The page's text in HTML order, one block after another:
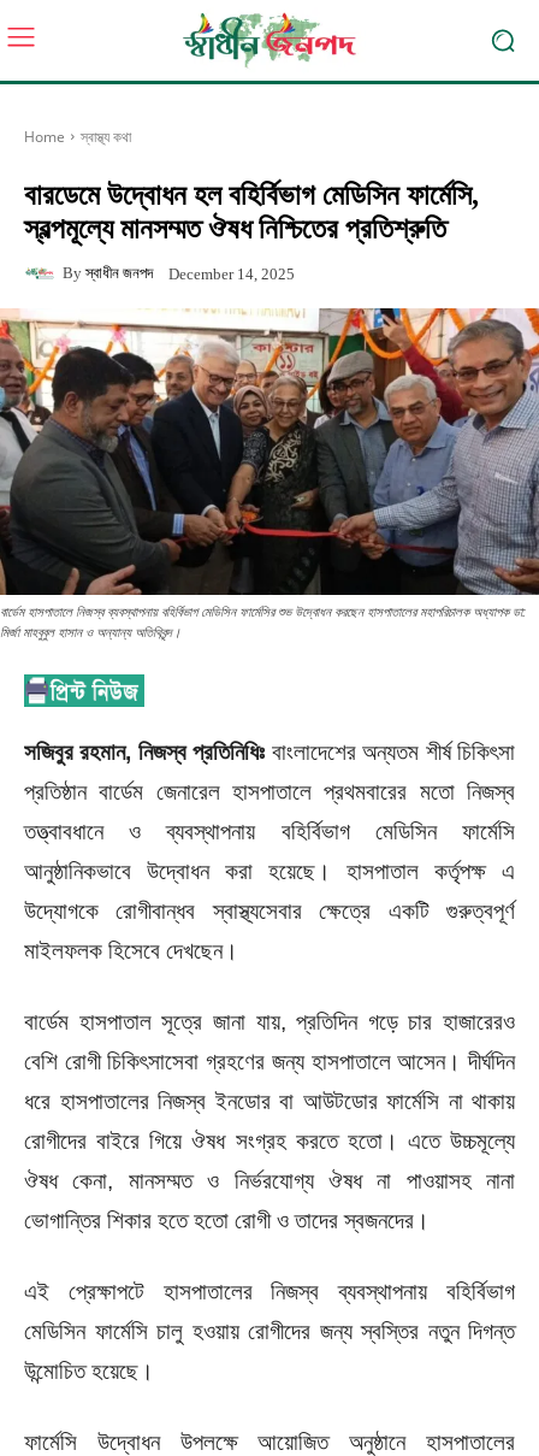
Home স্বাস্থ্য কথা
বারডেমে উদ্বোধন হল বহির্বিভাগ মেডিসিন ফার্মেসি,
স্বল্পমূল্যে মানসম্মত ঔষধ নিশ্চিতের প্রতিশ্রুতি
By স্বাধীন জনপদ December 14, 2025
বার্ডেম হাসপাতালে নিজস্ব ব্যবস্থাপনায় বহির্বিভাগ মেডিসিন ফার্মেসির শুভ উদ্বোধন করছেন হাসপাতালের মহাপরিচালক অধ্যাপক ডা:
মির্জা মাহবুবুল হাসান ও অন্যান্য অতিথিবৃন্দ।
সজিবুর রহমান, নিজস্ব প্রতিনিধিঃ বাংলাদেশের অন্যতম শীর্ষ চিকিৎসা
প্রতিষ্ঠান বার্ডেম জেনারেল হাসপাতালে প্রথমবারের মতো নিজস্ব
তত্ত্বাবধানে ও ব্যবস্থাপনায় বহির্বিভাগ মেডিসিন ফার্মেসি
আনুষ্ঠানিকভাবে উদ্বোধন করা হয়েছে। হাসপাতাল কর্তৃপক্ষ এ
উদ্যোগকে রোগীবান্ধব স্বাস্থ্যসেবার ক্ষেত্রে একটি গুরুত্বপূর্ণ
মাইলফলক হিসেবে দেখছেন।
বার্ডেম হাসপাতাল সূত্রে জানা যায়, প্রতিদিন গড়ে চার হাজারেরও
বেশি রোগী চিকিৎসাসেবা গ্রহণের জন্য হাসপাতালে আসেন। দীর্ঘদিন
ধরে হাসপাতালের নিজস্ব ইনডোর বা আউটডোর ফার্মেসি না থাকায়
রোগীদের বাইরে গিয়ে ঔষধ সংগ্রহ করতে হতো। এতে উচ্চমূল্যে
ঔষধ কেনা, মানসম্মত ও নির্ভরযোগ্য ঔষধ না পাওয়াসহ নানা
ভোগান্তির শিকার হতে হতো রোগী ও তাদের স্বজনদের।
এই প্রেক্ষাপটে হাসপাতালের নিজস্ব ব্যবস্থাপনায় বহির্বিভাগ
মেডিসিন ফার্মেসি চালু হওয়ায় রোগীদের জন্য স্বস্তির নতুন দিগন্ত
উন্মোচিত হয়েছে।
ফার্মেসি উদ্বোধন উপলক্ষে আয়োজিত অনুষ্ঠানে হাসপাতালের